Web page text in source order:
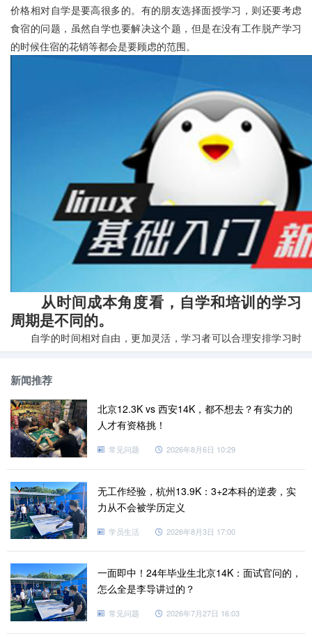
价格相对自学是要高很多的。有的朋友选择面授学习，则还要考虑
食宿的问题，虽然自学也要解决这个题，但是在没有工作脱产学习
的时候住宿的花销等都会是要顾虑的范围。
从时间成本角度看，自学和培训的学习
周期是不同的。
自学的时间相对自由，更加灵活，学习者可以合理安排学习时
间，但缺点是没有人监督。对于自我控制能力差的朋友，自学是不
可取的。且遇到问题没有人指引，解决疑难问题的时效性差。培训
的约束力。学习时间集中，有老师指导教学，有一起学习的学生，
学习氛围浓厚，极大地提高了学习效率，不再是学习路上的独行
者。在同一单位时间内，对于初学者而言，培训和学习比自学更有
做不了几个项目要好太多了。毕竟学习是为了更好的就业。
想获取一些基础Linux运维 试听学习课程及学习大纲，可以咨询
老男孩教育在线客服。
阅读更多：
Linux云计算好找工作吗？北京老男孩Linux运维一站式学习
零基础老男孩学习python|python2和python3有什么区别？
Go语言开发的安全工具有哪些？老男孩go培训
新闻推荐
北京12.3K vs 西安14K，都不想去？有实力的
人才有资格挑！
常见问题 2026年8月6日 10:29
无工作经验，杭州13.9K：3+2本科的逆袭，实
力从不会被学历定义
学员生活 2026年8月3日 17:00
一面即中！24年毕业生北京14K：面试官问的，
怎么全是李导讲过的？
常见问题 2026年7月27日 16:03